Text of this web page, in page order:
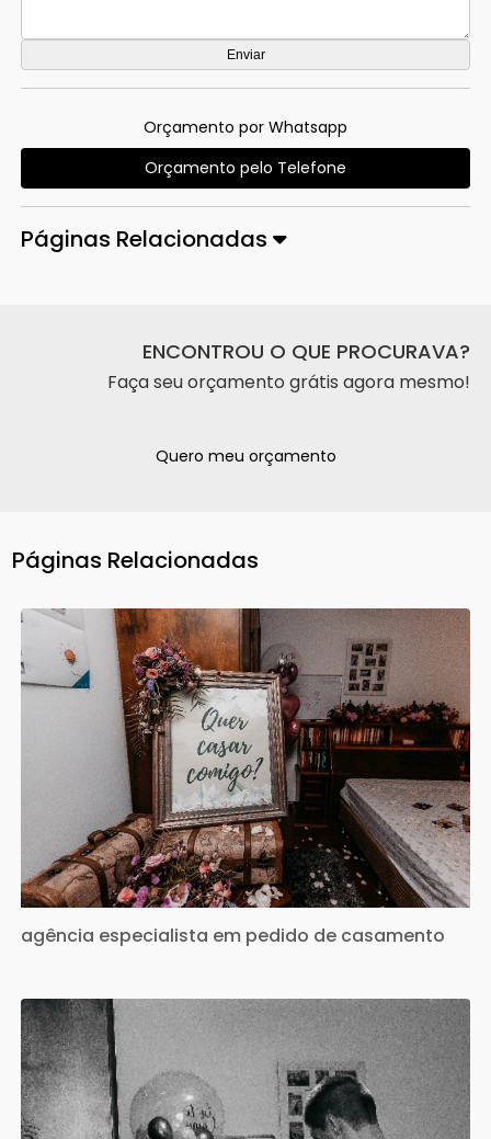
Orçamento por Whatsapp
Orçamento pelo Telefone
Páginas Relacionadas
ENCONTROU O QUE PROCURAVA?
Faça seu orçamento grátis agora mesmo!
Quero meu orçamento
Páginas Relacionadas
agência especialista em pedido de casamento